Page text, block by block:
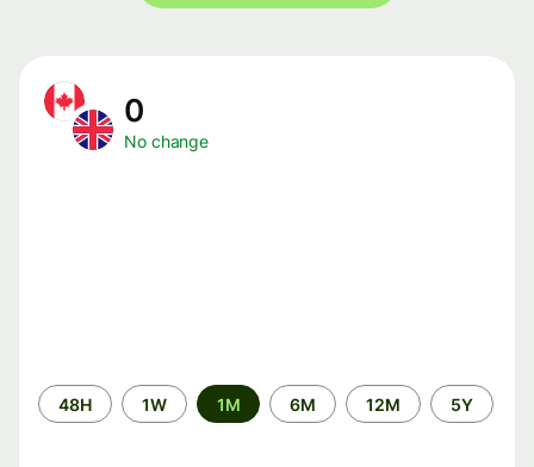
0
No change
Time
period
48H 1W 1M 6M 12M 5Y